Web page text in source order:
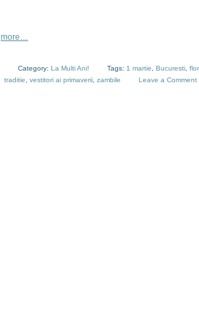
more…
Category: La Multi Ani! Tags: 1 martie Bucuresti
traditie
vestitori ai primaverii zambile Leave a Comment